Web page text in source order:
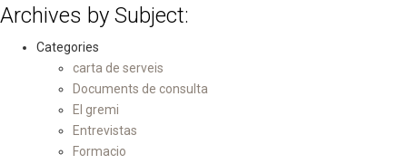
Archives by Subject:
Categories
carta de serveis
Documents de consulta
El gremi
Entrevistas
Formacio